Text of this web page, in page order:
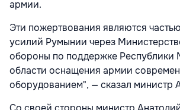
армии.
Эти пожертвования являются
усилий Румынии через
обороны по поддержке Республики
области оснащения армии
оборудованием", — сказал министр